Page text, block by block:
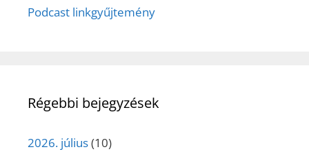
Podcast linkgyűjtemény
Régebbi bejegyzések
2026. július(10)